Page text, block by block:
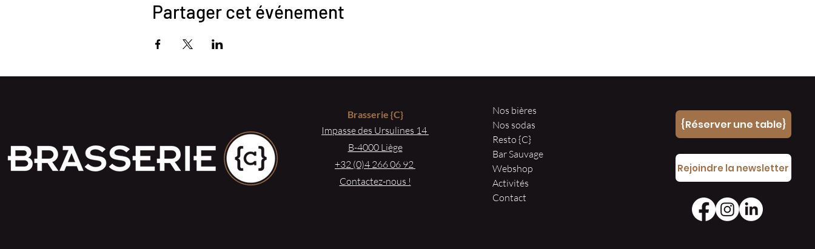
Partager cet événement
Brasserie{C}
Impasse des Ursulines 14
B-4000 Liège
+32 (0)4 266 06 92
Contactez-nous !
Nos bières
Nos sodas
Resto {C}
Bar Sauvage
Webshop
Activités
Contact
{Réserver une table}
Rejoindre la newsletter